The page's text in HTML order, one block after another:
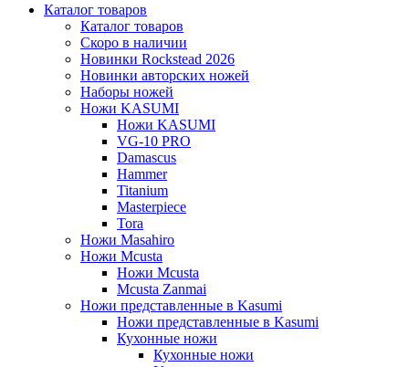
Каталог товаров
Каталог товаров
Скоро в наличии
Новинки Rockstead 2026
Новинки авторских ножей
Наборы ножей
Ножи KASUMI
Ножи KASUMI
VG-10 PRO
Damascus
Hammer
Titanium
Masterpiece
Tora
Ножи Masahiro
Ножи Mcusta
Ножи Mcusta
Mcusta Zanmai
Ножи представленные в Kasumi
Ножи представленные в Kasumi
Кухонные ножи
Кухонные ножи